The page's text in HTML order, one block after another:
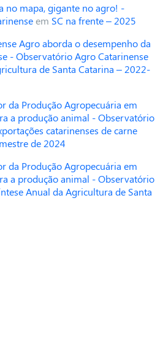
no mapa, gigante no agro! -
em SC na frente – 2025
Agro aborda o desempenho da
- Observatório Agro Catarinense
de Santa Catarina – 2022-
da Produção Agropecuária em
a produção animal - Observatório
catarinenses de carne
de 2024
da Produção Agropecuária em
a produção animal - Observatório
Anual da Agricultura de Santa